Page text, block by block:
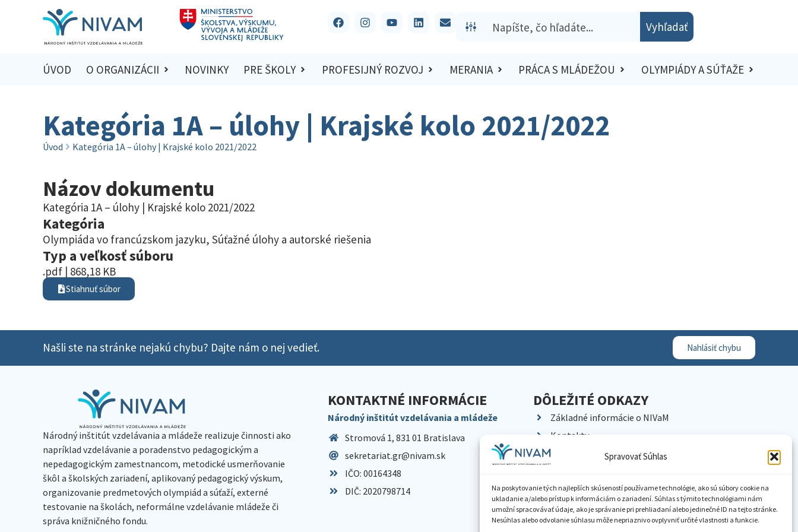
Spravovať Súhlas
Na poskytovanie tých najlepších skúseností používame technológie, ako sú súbory cookie na
ukladanie a/alebo prístup k informáciám o zariadení. Súhlas s týmito technológiami nám
umožní spracovávať údaje, ako je správanie pri prehliadaní alebo jedinečné ID na tejto stránke.
Nesúhlas alebo odvolanie súhlasu môže nepriaznivo ovplyvniť určité vlastnosti a funkcie.
Vyhľadať
ÚVOD O ORGANIZÁCII NOVINKY PRE ŠKOLY PROFESIJNÝ ROZVOJ MERANIA PRÁCA S MLÁDEŽOU OLYMPIÁDY A SÚŤAŽE
Kategória 1A – úlohy | Krajské kolo 2021/2022
Úvod Kategória 1A – úlohy | Krajské kolo 2021/2022
Názov dokumentu
Kategória 1A – úlohy | Krajské kolo 2021/2022
Kategória
Olympiáda vo francúzskom jazyku, Súťažné úlohy a autorské riešenia
Typ a veľkosť súboru
.pdf | 868,18 KB
Stiahnuť súbor
Našli ste na stránke nejakú chybu? Dajte nám o nej vedieť. Nahlásiť chybu
Národný inštitút vzdelávania a mládeže realizuje činnosti ako
napríklad vzdelávanie a poradenstvo pedagogickým a
nepedagogickým zamestnancom, metodické usmerňovanie
škôl a školských zariadení, aplikovaný pedagogický výskum,
organizovanie predmetových olympiád a súťaží, externé
testovanie na školách, neformálne vzdelávanie mládeže či
správa knižničného fondu.
KONTAKTNÉ INFORMÁCIE
Národný inštitút vzdelávania a mládeže
Stromová 1, 831 01 Bratislava
sekretariat.gr@nivam.sk
IČO: 00164348
DIČ: 2020798714
DÔLEŽITÉ ODKAZY
Základné informácie o NIVaM
Kontakty
Kariéra
Pracoviská NIVaM
Dokumenty inštitúcie
Knižnica